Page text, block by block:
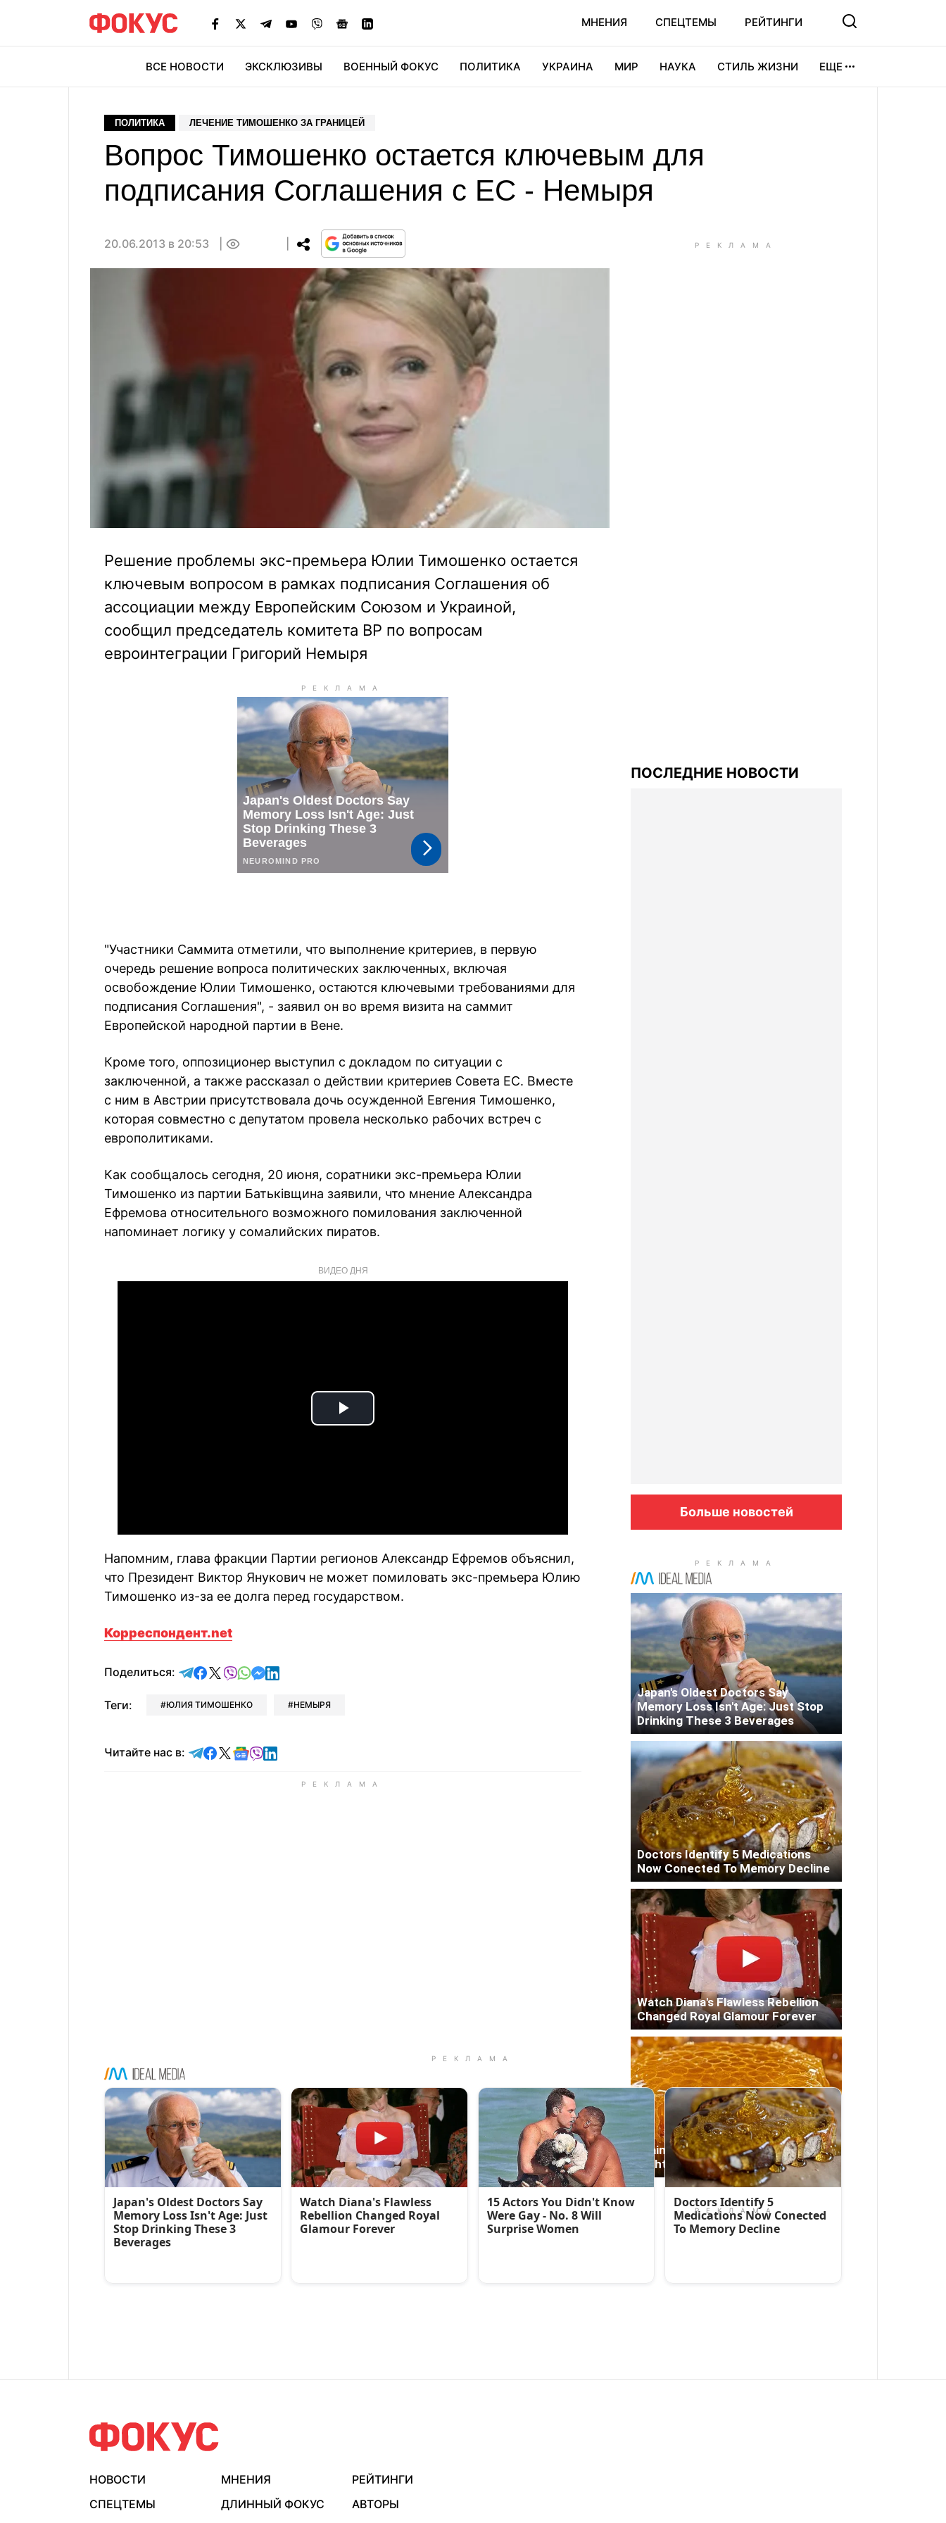
МНЕНИЯ СПЕЦТЕМЫ РЕЙТИНГИ
ВСЕ НОВОСТИ ЭКСКЛЮЗИВЫ ВОЕННЫЙ ФОКУС ПОЛИТИКА УКРАИНА МИР НАУКА СТИЛЬ ЖИЗНИ ЕЩЕ
ПОЛИТИКА ЛЕЧЕНИЕ ТИМОШЕНКО ЗА ГРАНИЦЕЙ
Вопрос Тимошенко остается ключевым для
подписания Соглашения с ЕС - Немыря
20.06.2013 в 20:53
Решение проблемы экс-премьера Юлии Тимошенко остается
ключевым вопросом в рамках подписания Соглашения об
ассоциации между Европейским Союзом и Украиной,
сообщил председатель комитета ВР по вопросам
евроинтеграции Григорий Немыря
"Участники Саммита отметили, что выполнение критериев, в первую
очередь решение вопроса политических заключенных, включая
освобождение Юлии Тимошенко, остаются ключевыми требованиями для
подписания Соглашения", - заявил он во время визита на саммит
Европейской народной партии в Вене.
Кроме того, оппозиционер выступил с докладом по ситуации с
заключенной, а также рассказал о действии критериев Совета ЕС. Вместе
с ним в Австрии присутствовала дочь осужденной Евгения Тимошенко,
которая совместно с депутатом провела несколько рабочих встреч с
европолитиками.
Как сообщалось сегодня, 20 июня, соратники экс-премьера Юлии
Тимошенко из партии Батьківщина заявили, что мнение Александра
Ефремова относительного возможного помилования заключенной
напоминает логику у сомалийских пиратов.
ВИДЕО ДНЯ
Play
Напомним, глава фракции Партии регионов Александр Ефремов объяснил,
что Президент Виктор Янукович не может помиловать экс-премьера Юлию
Тимошенко из-за ее долга перед государством.
Корреспондент.net
Поделиться: отправить в Telegram
поделиться в Facebook
поделиться в X
отправить в Viber
отправить в Whatsapp
отправить в Messenger
отправить в LinkedIn
Теги: ЮЛИЯ ТИМОШЕНКО НЕМЫРЯ
Читайте нас в: Читайте в Telegram
Читайте в Facebook
Читайте в X
Читайте в Google news
Читайте в Viber
Читайте в LinkedIn
ПОСЛЕДНИЕ НОВОСТИ
Больше новостей
НОВОСТИ МНЕНИЯ
РЕЙТИНГИ
СПЕЦТЕМЫ
ДЛИННЫЙ ФОКУС
АВТОРЫ